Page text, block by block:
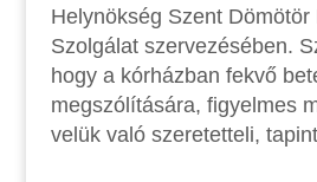
Helynökség Szent Dömötör
Szolgálat szervezésében.
hogy a kórházban fekvő
megszólítására, figyelmes
velük való szeretetteli,